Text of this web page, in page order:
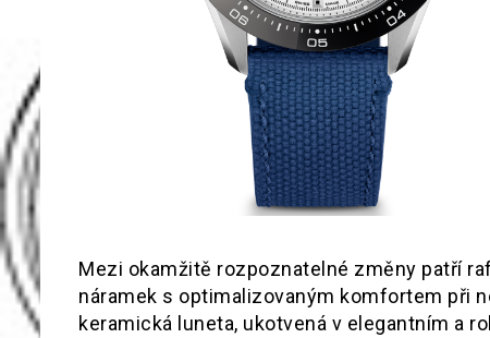
Mezi okamžitě rozpoznatelné změny patří
náramek s optimalizovaným komfortem při
keramická luneta, ukotvená v elegantním a